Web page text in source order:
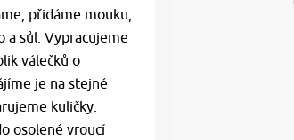
přidáme mouku,
a sůl. Vypracujeme
válečků o
je na stejné
kuličky.
osolené vroucí